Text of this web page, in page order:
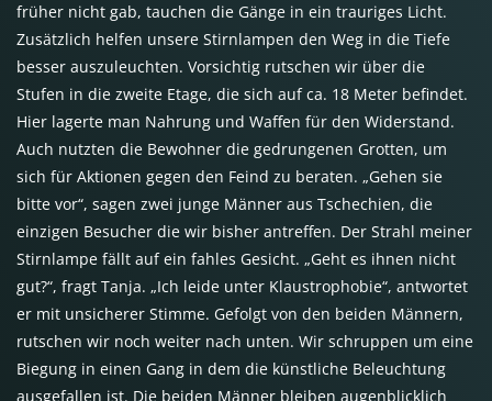
früher nicht gab, tauchen die Gänge in ein trauriges Licht.
Zusätzlich helfen unsere Stirnlampen den Weg in die Tiefe
besser auszuleuchten. Vorsichtig rutschen wir über die
Stufen in die zweite Etage, die sich auf ca. 18 Meter befindet.
Hier lagerte man Nahrung und Waffen für den Widerstand.
Auch nutzten die Bewohner die gedrungenen Grotten, um
sich für Aktionen gegen den Feind zu beraten. „Gehen sie
bitte vor“, sagen zwei junge Männer aus Tschechien, die
einzigen Besucher die wir bisher antreffen. Der Strahl meiner
Stirnlampe fällt auf ein fahles Gesicht. „Geht es ihnen nicht
gut?“, fragt Tanja. „Ich leide unter Klaustrophobie“, antwortet
er mit unsicherer Stimme. Gefolgt von den beiden Männern,
rutschen wir noch weiter nach unten. Wir schruppen um eine
Biegung in einen Gang in dem die künstliche Beleuchtung
ausgefallen ist. Die beiden Männer bleiben augenblicklich